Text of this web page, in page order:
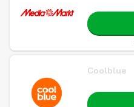
Coolblue